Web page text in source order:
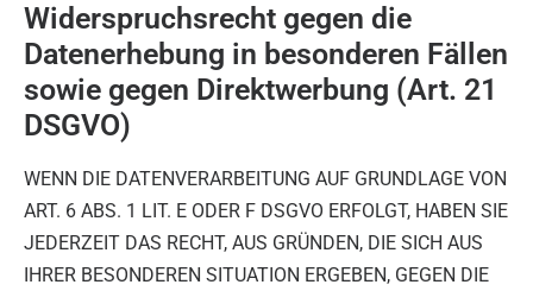
Widerspruchsrecht gegen die
Datenerhebung in besonderen Fällen
sowie gegen Direktwerbung (Art. 21
DSGVO)
WENN DIE DATENVERARBEITUNG AUF GRUNDLAGE VON
ART. 6 ABS. 1 LIT. E ODER F DSGVO ERFOLGT, HABEN SIE
JEDERZEIT DAS RECHT, AUS GRÜNDEN, DIE SICH AUS
IHRER BESONDEREN SITUATION ERGEBEN, GEGEN DIE